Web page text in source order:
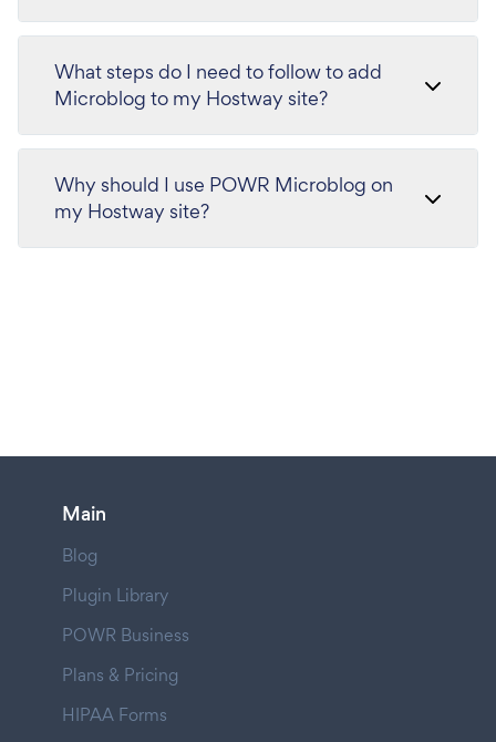
What steps do I need to follow to add
Microblog to my Hostway site?
Why should I use POWR Microblog on
my Hostway site?
Main
Blog
Plugin Library
POWR Business
Plans & Pricing
HIPAA Forms